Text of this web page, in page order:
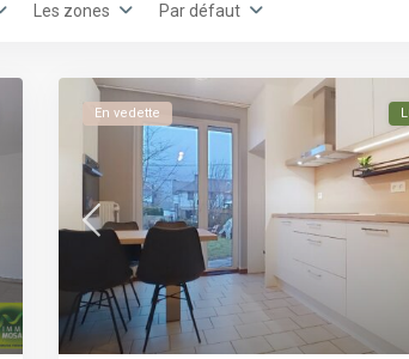
Les zones Par défaut
En vedette